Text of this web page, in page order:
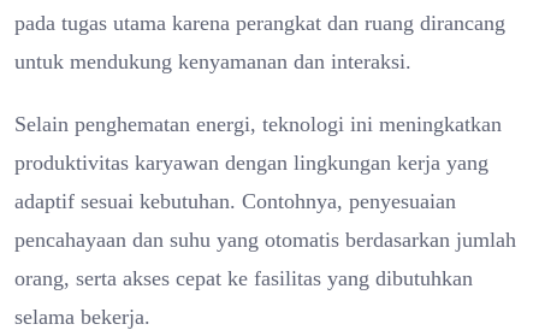
pada tugas utama karena perangkat dan ruang dirancang
untuk mendukung kenyamanan dan interaksi.
Selain penghematan energi, teknologi ini meningkatkan
produktivitas karyawan dengan lingkungan kerja yang
adaptif sesuai kebutuhan. Contohnya, penyesuaian
pencahayaan dan suhu yang otomatis berdasarkan jumlah
orang, serta akses cepat ke fasilitas yang dibutuhkan
selama bekerja.